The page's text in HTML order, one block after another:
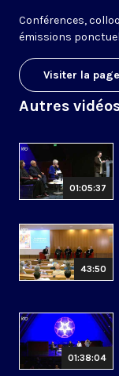
Conférences,
émissions
Visiter la
Autres
01:05:37
43:50
01:38:04